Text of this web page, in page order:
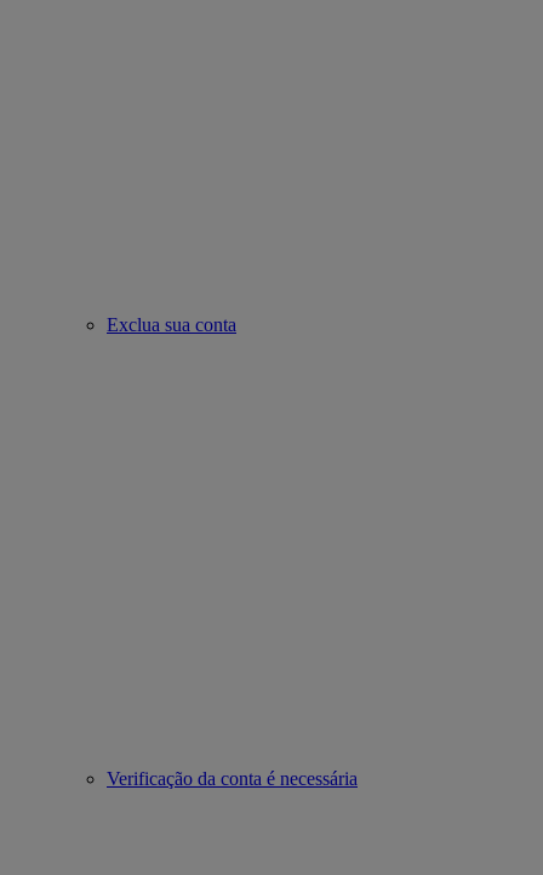
Exclua sua conta
Verificação da conta é necessária